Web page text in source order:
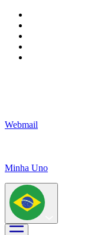
Webmail
Minha Uno